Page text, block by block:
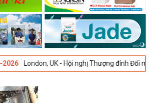
London, UK - Hội nghị Thượng đỉnh Đổi mới